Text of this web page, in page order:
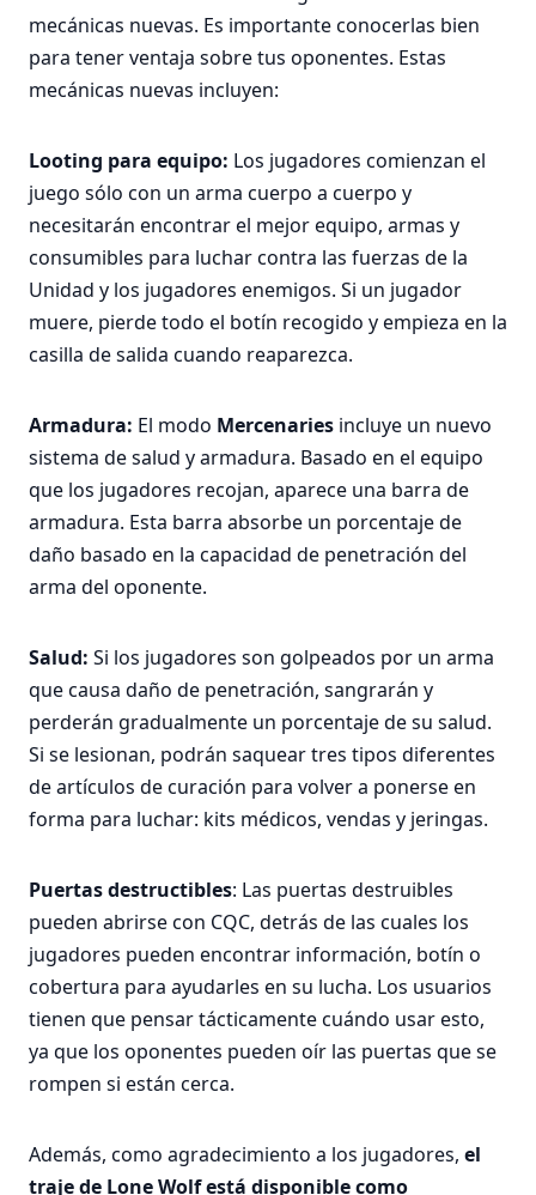
mecánicas nuevas. Es importante conocerlas bien
para tener ventaja sobre tus oponentes. Estas
mecánicas nuevas incluyen:
Looting para equipo: Los jugadores comienzan el
juego sólo con un arma cuerpo a cuerpo y
necesitarán encontrar el mejor equipo, armas y
consumibles para luchar contra las fuerzas de la
Unidad y los jugadores enemigos. Si un jugador
muere, pierde todo el botín recogido y empieza en la
casilla de salida cuando reaparezca.
Armadura: El modo Mercenaries incluye un nuevo
sistema de salud y armadura. Basado en el equipo
que los jugadores recojan, aparece una barra de
armadura. Esta barra absorbe un porcentaje de
daño basado en la capacidad de penetración del
arma del oponente.
Salud: Si los jugadores son golpeados por un arma
que causa daño de penetración, sangrarán y
perderán gradualmente un porcentaje de su salud.
Si se lesionan, podrán saquear tres tipos diferentes
de artículos de curación para volver a ponerse en
forma para luchar: kits médicos, vendas y jeringas.
Puertas destructibles: Las puertas destruibles
pueden abrirse con CQC, detrás de las cuales los
jugadores pueden encontrar información, botín o
cobertura para ayudarles en su lucha. Los usuarios
tienen que pensar tácticamente cuándo usar esto,
ya que los oponentes pueden oír las puertas que se
rompen si están cerca.
Además, como agradecimiento a los jugadores, el
traje de Lone Wolf está disponible como